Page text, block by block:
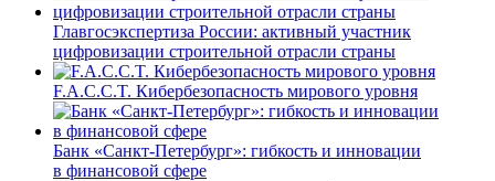
Главгосэкспертиза России: активный участник
цифровизации строительной отрасли страны
F.A.C.C.T. Кибербезопасность мирового уровня
Банк «Санкт-Петербург»: гибкость и инновации
в финансовой сфере